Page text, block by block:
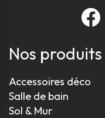
Nos produits
Accessoires déco
Salle de bain
Sol & Mur